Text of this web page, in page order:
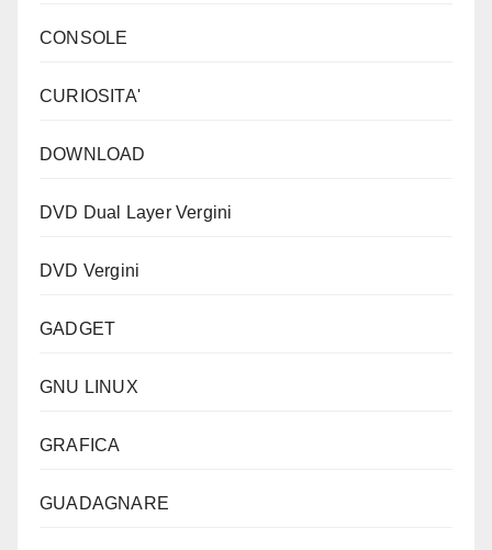
CONSOLE
CURIOSITA'
DOWNLOAD
DVD Dual Layer Vergini
DVD Vergini
GADGET
GNU LINUX
GRAFICA
GUADAGNARE